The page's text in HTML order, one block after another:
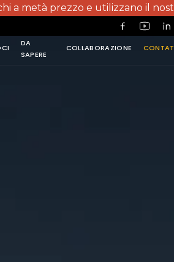
DA
SAPERE
COLLABORAZIONE
e utilizzano il nostro sito